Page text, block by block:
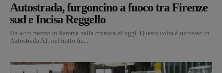
Autostrada, furgoncino a fuoco tra Firenze
sud e Incisa Reggello
Un altro mezzo in fiamme nella cronaca di oggi. Questa volta è successo in
Autostrada A1, nel tratto fra...